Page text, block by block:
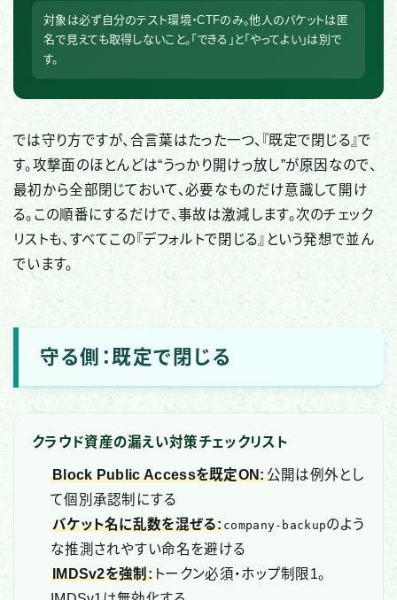
対象は必ず自分のテスト環境・CTFのみ。他人のバケットは匿
名で見えても取得しないこと。「できる」と「やってよい」は別で
す。
では守り方ですが、合言葉はたった一つ、『既定で閉じる』で
す。攻撃面のほとんどは“うっかり開けっ放し”が原因なので、
最初から全部閉じておいて、必要なものだけ意識して開け
る。この順番にするだけで、事故は激減します。次のチェック
リストも、すべてこの『デフォルトで閉じる』という発想で並ん
でいます。
守る側：既定で閉じる
クラウド資産の漏えい対策チェックリスト
Block Public Accessを既定ON:公開は例外とし
て個別承認制にする
バケット名に乱数を混ぜる:company-backupのよう
な推測されやすい命名を避ける
IMDSv2を強制: トークン必須・ホップ制限1。